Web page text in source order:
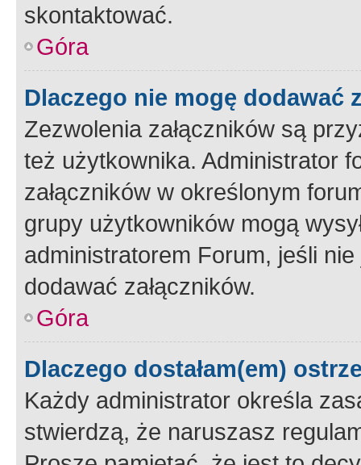
skontaktować.
Góra
Dlaczego nie mogę dodawać
Zezwolenia załączników są
też użytkownika. Administrator
załączników w określonym
grupy użytkowników mogą
administratorem Forum, jeśli
dodawać załączników.
Góra
Dlaczego dostałam(em)
Każdy administrator określa
stwierdzą, że naruszasz